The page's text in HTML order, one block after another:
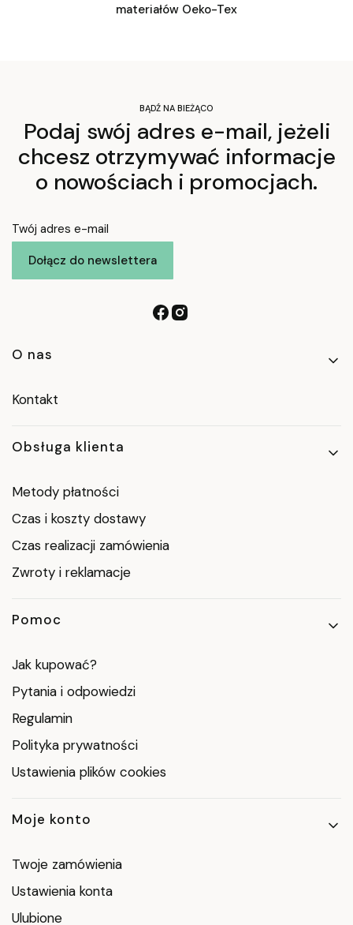
materiałów Oeko-Tex
BĄDŹ NA BIEŻĄCO
Podaj swój adres e-mail, jeżeli
chcesz otrzymywać informacje
o nowościach i promocjach.
Twój adres e-mail
Dołącz do newslettera
Linki w stopce
O nas
Kontakt
Obsługa klienta
Metody płatności
Czas i koszty dostawy
Czas realizacji zamówienia
Zwroty i reklamacje
Pomoc
Jak kupować?
Pytania i odpowiedzi
Regulamin
Polityka prywatności
Ustawienia plików cookies
Moje konto
Twoje zamówienia
Ustawienia konta
Ulubione